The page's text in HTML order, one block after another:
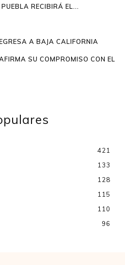
RECIBIRÁ EL...
A BAJA CALIFORNIA
SU COMPROMISO CON EL
421
133
128
115
110
96